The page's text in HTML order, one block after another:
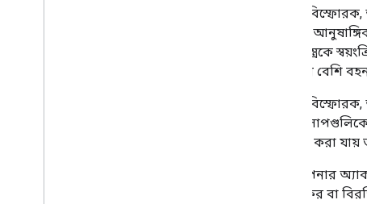
আমরা বিস্ফোরক,
সীমাবদ্ধ
আগ্নেয়াস্ত্রকে
রাউন্ডের বেশি
আমরা বিস্ফোরক,
রূপান্তর করা যায়
যদি আপনার
বিরক্তিকর বা